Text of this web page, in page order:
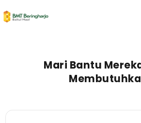
ke
Mari Bantu